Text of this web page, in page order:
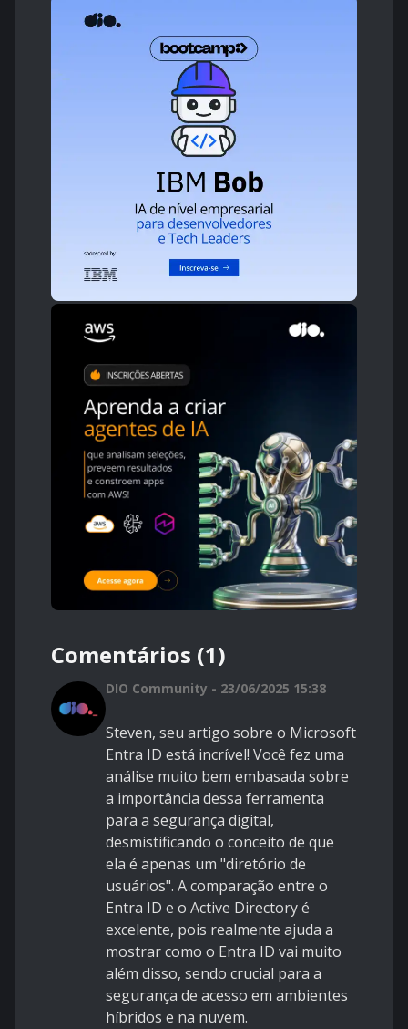
Comentários (1)
DIO Community - 23/06/2025 15:38
Steven, seu artigo sobre o Microsoft
Entra ID está incrível! Você fez uma
análise muito bem embasada sobre
a importância dessa ferramenta
para a segurança digital,
desmistificando o conceito de que
ela é apenas um "diretório de
usuários". A comparação entre o
Entra ID e o Active Directory é
excelente, pois realmente ajuda a
mostrar como o Entra ID vai muito
além disso, sendo crucial para a
segurança de acesso em ambientes
híbridos e na nuvem.